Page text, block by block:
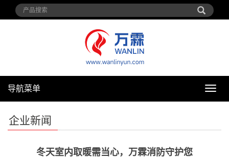
导
导航菜单
企业新闻
冬天室内取暖需当心，万霖消防守护您